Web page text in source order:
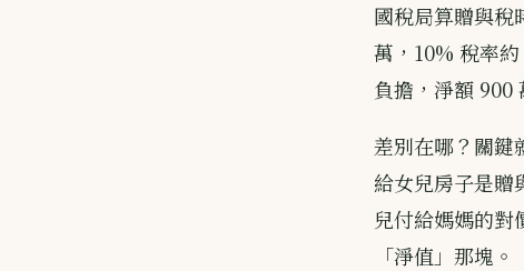
國稅局算贈與稅
萬，10% 稅率
負擔，淨額 900
差別在哪？關鍵
給女兒房子是
兒付給媽媽的對
「淨值」那塊。